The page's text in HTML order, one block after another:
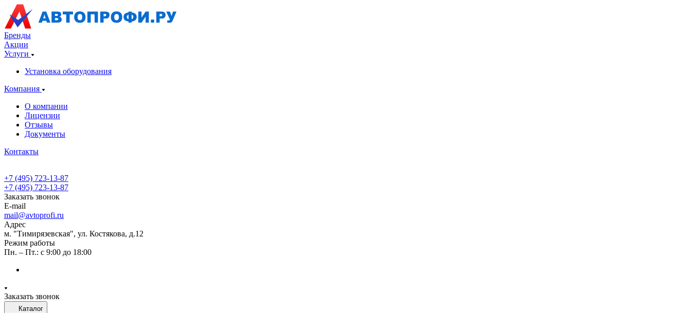
Бренды
Акции
Услуги
Установка оборудования
Компания
О компании
Лицензии
Отзывы
Документы
Контакты
+7 (495) 723-13-87
+7 (495) 723-13-87
Заказать звонок
E-mail
mail@avtoprofi.ru
Адрес
м. "Тимирязевская", ул. Костякова, д.12
Режим работы
Пн. – Пт.: с 9:00 до 18:00
Заказать звонок
Каталог